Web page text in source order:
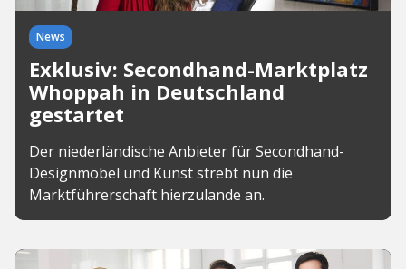
News
Exklusiv: Secondhand-Marktplatz
Whoppah in Deutschland
gestartet
Der niederländische Anbieter für Secondhand-
Designmöbel und Kunst strebt nun die
Marktführerschaft hierzulande an.